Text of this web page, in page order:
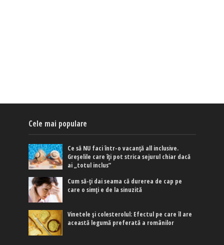
Cele mai populare
Ce să NU faci într-o vacanță all inclusive.
Greșelile care îți pot strica sejurul chiar dacă
ai „totul inclus”
Cum să-ți dai seama că durerea de cap pe
care o simți e de la sinuzită
Vinetele și colesterolul: Efectul pe care îl are
această legumă preferată a românilor